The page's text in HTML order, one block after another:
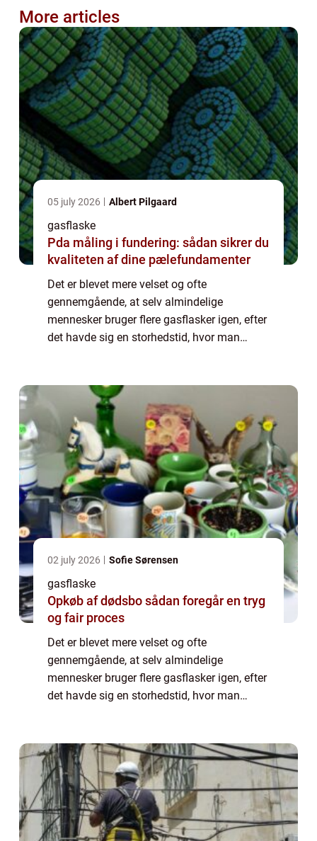
More articles
05 july 2026 Albert Pilgaard
gasflaske
Pda måling i fundering: sådan sikrer du
kvaliteten af dine pælefundamenter
Det er blevet mere velset og ofte
gennemgående, at selv almindelige
mennesker bruger flere gasflasker igen, efter
det havde sig en storhedstid, hvor man
02 july 2026 Sofie Sørensen
gasflaske
Opkøb af dødsbo sådan foregår en tryg
og fair proces
Det er blevet mere velset og ofte
gennemgående, at selv almindelige
mennesker bruger flere gasflasker igen, efter
det havde sig en storhedstid, hvor man